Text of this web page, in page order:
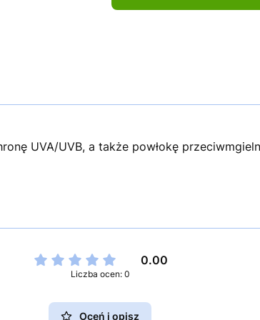
UVA/UVB, a także powłokę
0.00
Liczba ocen: 0
Oceń i opisz